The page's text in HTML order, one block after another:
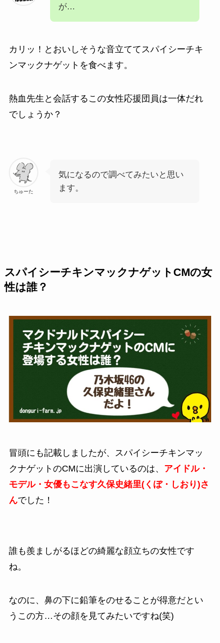
が…
カリッ！とおいしそうな音立ててスパイシーチキ
ンマックナゲットを食べます。
熱血先生と会話するこの女性応援団員は一体だれ
でしょうか？
ちゅーた
気になるので調べてみたいと思い
ます。
スパイシーチキンマックナゲット CMの女
性は誰？
冒頭にも記載しましたが、
スパイシーチキンマッ
クナゲット のCMに出演しているのは、 アイドル・
モデル・女優もこなす久保史緒里(くぼ・しおり)さ
んでした！
誰も羨ましがるほどの綺麗な顔立ちの女性です
ね。
なのに、鼻の下に鉛筆をのせることが得意だとい
うこの方…その顔を見てみたいですね(笑)